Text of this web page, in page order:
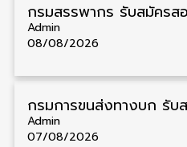
Admin
08/08/2026
Admin
07/08/2026